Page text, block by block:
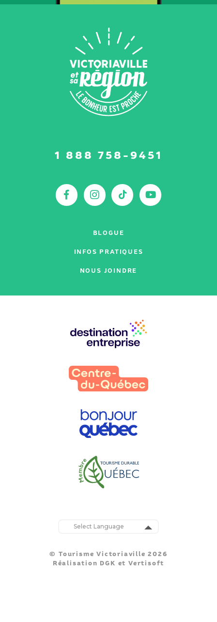
1 888 758-9451
Facebook
Instagram
TikTok
BLOGUE
INFOS PRATIQUES
NOUS JOINDRE
partenaires
:
© Tourisme Victoriaville 2026
Réalisation DGK et Vertisoft